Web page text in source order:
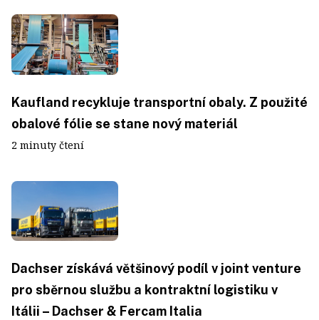
Kaufland recykluje transportní obaly. Z použité
obalové fólie se stane nový materiál
2 minuty čtení
Dachser získává většinový podíl v joint venture
pro sběrnou službu a kontraktní logistiku v
Itálii – Dachser & Fercam Italia